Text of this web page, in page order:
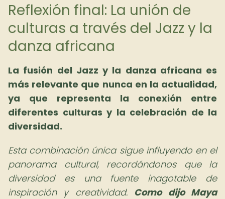
Reflexión final: La unión de
culturas a través del Jazz y la
danza africana
La fusión del Jazz y la danza africana es
más relevante que nunca en la actualidad,
ya que representa la conexión entre
diferentes culturas y la celebración de la
diversidad.
Esta combinación única sigue influyendo en el
panorama cultural, recordándonos que la
diversidad es una fuente inagotable de
inspiración y creatividad. Como dijo Maya